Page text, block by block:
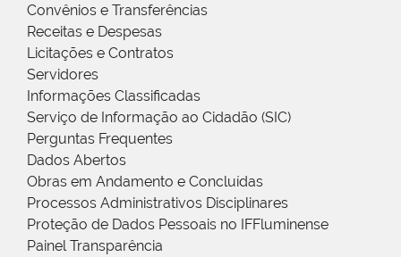
Convênios e Transferências
Receitas e Despesas
Licitações e Contratos
Servidores
Informações Classificadas
Serviço de Informação ao Cidadão (SIC)
Perguntas Frequentes
Dados Abertos
Obras em Andamento e Concluídas
Processos Administrativos Disciplinares
Proteção de Dados Pessoais no IFFluminense
Painel Transparência